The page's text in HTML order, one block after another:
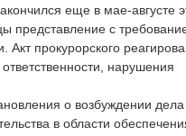
еще в мае-августе
представление с
прокурорского
нарушения
о возбуждении
в области